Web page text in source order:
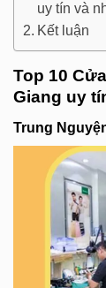
uy tín và
Kết luận
Top 10
Giang uy
Trung